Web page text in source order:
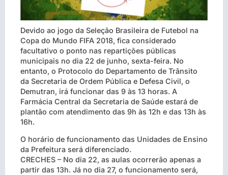
Devido ao jogo da Seleção Brasileira de Futebol na
Copa do Mundo FIFA 2018, fica considerado
facultativo o ponto nas repartições públicas
municipais no dia 22 de junho, sexta-feira. No
entanto, o Protocolo do Departamento de Trânsito
da Secretaria de Ordem Pública e Defesa Civil, o
Demutran, irá funcionar das 9 às 13 horas. A
Farmácia Central da Secretaria de Saúde estará de
plantão com atendimento das 9h às 12h e das 13h às
16h.
O horário de funcionamento das Unidades de Ensino
da Prefeitura será diferenciado.
CRECHES – No dia 22, as aulas ocorrerão apenas a
partir das 13h. Já no dia 27, o funcionamento será,